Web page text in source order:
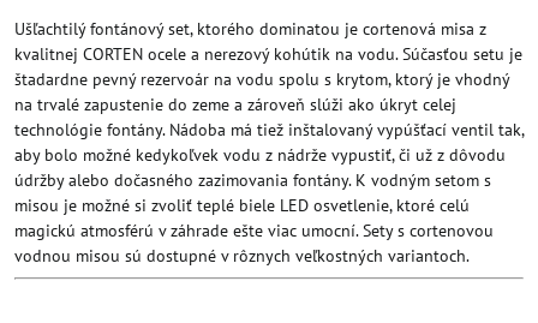
Ušľachtilý fontánový set, ktorého dominatou je cortenová misa z
kvalitnej CORTEN ocele a nerezový kohútik na vodu. Súčasťou setu je
štadardne pevný rezervoár na vodu spolu s krytom, ktorý je vhodný
na trvalé zapustenie do zeme a zároveň slúži ako úkryt celej
technológie fontány. Nádoba má tiež inštalovaný vypúšťací ventil tak,
aby bolo možné kedykoľvek vodu z nádrže vypustiť, či už z dôvodu
údržby alebo dočasného zazimovania fontány. K vodným setom s
misou je možné si zvoliť teplé biele LED osvetlenie, ktoré celú
magickú atmosférú v záhrade ešte viac umocní. Sety s cortenovou
vodnou misou sú dostupné v rôznych veľkostných variantoch.